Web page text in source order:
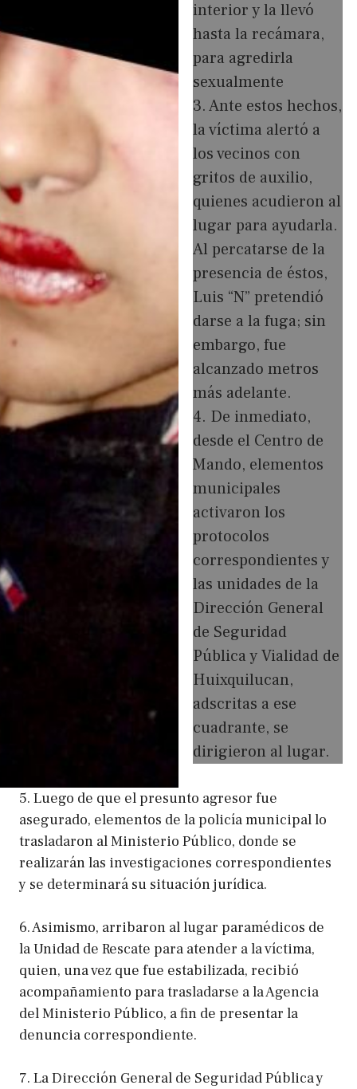
interior y la llevó
hasta la recámara,
para agredirla
sexualmente
3. Ante estos hechos,
la víctima alertó a
los vecinos con
gritos de auxilio,
quienes acudieron al
lugar para ayudarla.
Al percatarse de la
presencia de éstos,
Luis “N” pretendió
darse a la fuga; sin
embargo, fue
alcanzado metros
más adelante.
4. De inmediato,
desde el Centro de
Mando, elementos
municipales
activaron los
protocolos
correspondientes y
las unidades de la
Dirección General
de Seguridad
Pública y Vialidad de
Huixquilucan,
adscritas a ese
cuadrante, se
dirigieron al lugar.
5. Luego de que el presunto agresor fue
asegurado, elementos de la policía municipal lo
trasladaron al Ministerio Público, donde se
realizarán las investigaciones correspondientes
y se determinará su situación jurídica.
6. Asimismo, arribaron al lugar paramédicos de
la Unidad de Rescate para atender a la víctima,
quien, una vez que fue estabilizada, recibió
acompañamiento para trasladarse a la Agencia
del Ministerio Público, a fin de presentar la
denuncia correspondiente.
7. La Dirección General de Seguridad Pública y